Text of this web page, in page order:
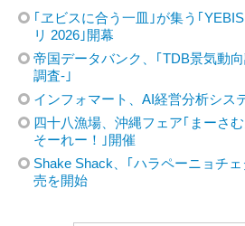
｢ヱビスに合う一皿｣が集う｢
リ 2026｣開幕
帝国データバンク、｢TDB景気動
調査-｣
インフォマート、AI経営分析シス
四十八漁場、沖縄フェア｢まーさ
そーれー！｣開催
Shake Shack、｢ハラペーニョチ
売を開始